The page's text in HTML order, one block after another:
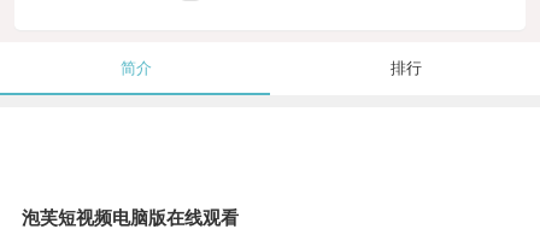
简介 排行
泡芙短视频电脑版在线观看